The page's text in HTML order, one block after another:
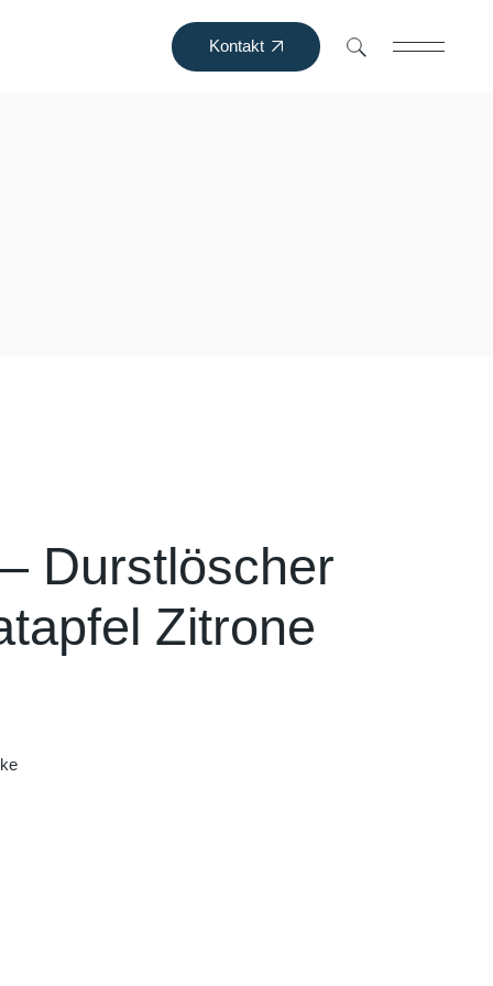
Kontakt
Durstlöscher
Zitrone